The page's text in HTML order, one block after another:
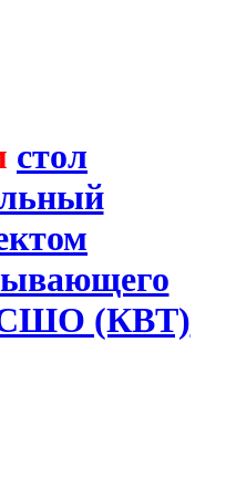
стол
СШО (КВТ)